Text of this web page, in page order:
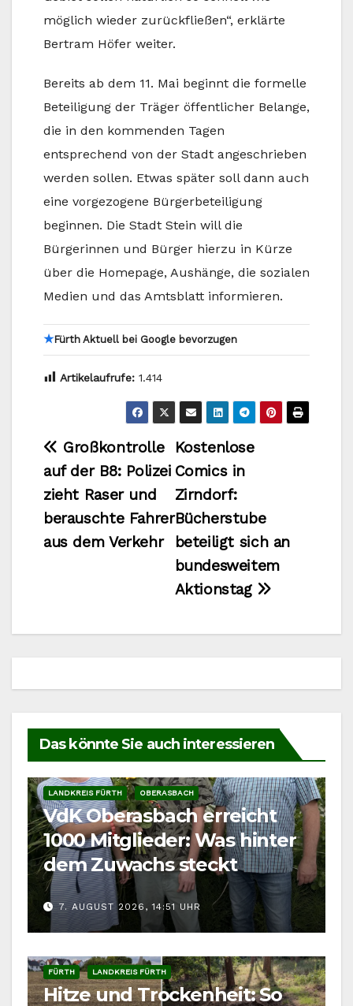
möglich wieder zurückfließen“, erklärte
Bertram Höfer weiter.
Bereits ab dem 11. Mai beginnt die formelle
Beteiligung der Träger öffentlicher Belange,
die in den kommenden Tagen
entsprechend von der Stadt angeschrieben
werden sollen. Etwas später soll dann auch
eine vorgezogene Bürgerbeteiligung
beginnen. Die Stadt Stein will die
Bürgerinnen und Bürger hierzu in Kürze
über die Homepage, Aushänge, die sozialen
Medien und das Amtsblatt informieren.
★Fürth Aktuell bei Google bevorzugen
Artikelaufrufe: 1.414
Beitragsnavigation
Kostenlose
Comics in
Zirndorf:
Bücherstube
beteiligt sich an
bundesweitem
Aktionstag
Großkontrolle
auf der B8: Polizei
zieht Raser und
berauschte Fahrer
aus dem Verkehr
Das könnte Sie auch interessieren
LANDKREIS FÜRTH OBERASBACH
VdK Oberasbach erreicht
1000 Mitglieder: Was hinter
dem Zuwachs steckt
7. AUGUST 2026, 14:51 UHR
FÜRTH LANDKREIS FÜRTH
Hitze und Trockenheit: So